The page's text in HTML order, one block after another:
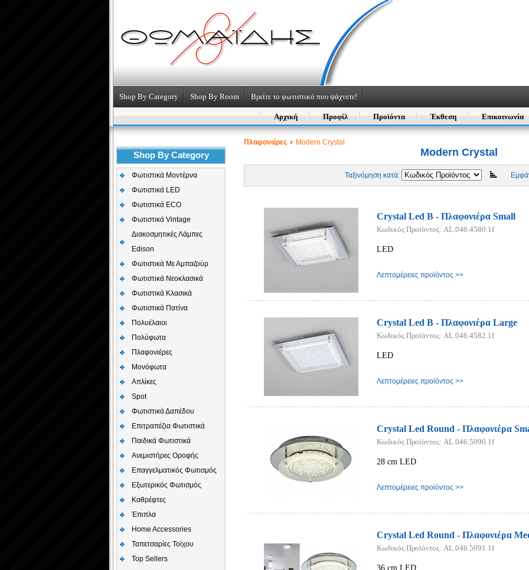
Shop By Category Shop By Room Βρείτε το φωτιστικό που ψάχνετε!
Αρχική Προφίλ Προϊόντα Έκθεση Επικοινωνία
Shop By Category
Φωτιστικά Μοντέρνα
Φωτιστικά LED
Φωτιστικά ECO
Φωτιστικά Vintage
Διακοσμητικές Λάμπες
Edison
Φωτιστικά Με Αμπαζούρ
Φωτιστικά Νεοκλασικά
Φωτιστικά Κλασικά
Φωτιστικά Πατίνα
Πολυέλαιοι
Πολύφωτα
Πλαφονιέρες
Μονόφωτα
Απλίκες
Spot
Φωτιστικά Δαπέδου
Επιτραπέζια Φωτιστικά
Παιδικά Φωτιστικά
Aνεμιστήρες Οροφής
Επαγγελματικός Φωτισμός
Εξωτερικός Φωτισμός
Καθρέφτες
Έπιπλα
Home Accessories
Ταπετσαρίες Τοίχου
Top Sellers
Πλαφονιέρες Modern Crystal
Modern Crystal
Ταξινόμηση κατά:
Crystal Led B - Πλαφονιέρα Small
Κωδικός Προϊόντος: AL.046.4580.1f
LED
Λεπτομέρειες προϊόντος >>
Crystal Led B - Πλαφονιέρα Large
Κωδικός Προϊόντος: AL.046.4582.1f
LED
Λεπτομέρειες προϊόντος >>
Crystal Led Round - Πλαφονιέρα
Κωδικός Προϊόντος: AL.046.5090.1f
28 cm LED
Λεπτομέρειες προϊόντος >>
Crystal Led Round - Πλαφονιέρα
Κωδικός Προϊόντος: AL.046.5091.1f
36 cm LED